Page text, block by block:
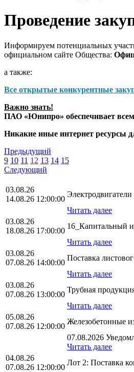
Проведение
Информируем потенциальных
официальном сайте Общества:
а также:
Все открытые конкурентные
Важно знать!
ПАО «Юнипро» обеспечивает
Никакие иные интернет ресурсы
Предыдущий
9 10 11 12 13 14 15
Следующий
03.08.26
14.08.26 12:00:00
Читать далее
03.08.26
18.08.26 17:00:00
16_Капитальный
Читать далее
03.08.26
07.08.26 14:00:00
Поставка
Читать далее
03.08.26
07.08.26 13:00:00
Трубная
Читать далее
05.08.26
07.08.26 12:00:00
Железобетонные
07.08.2026
Читать далее
04.08.26
07.08.26 12:00:00
Лот 2: Поставка